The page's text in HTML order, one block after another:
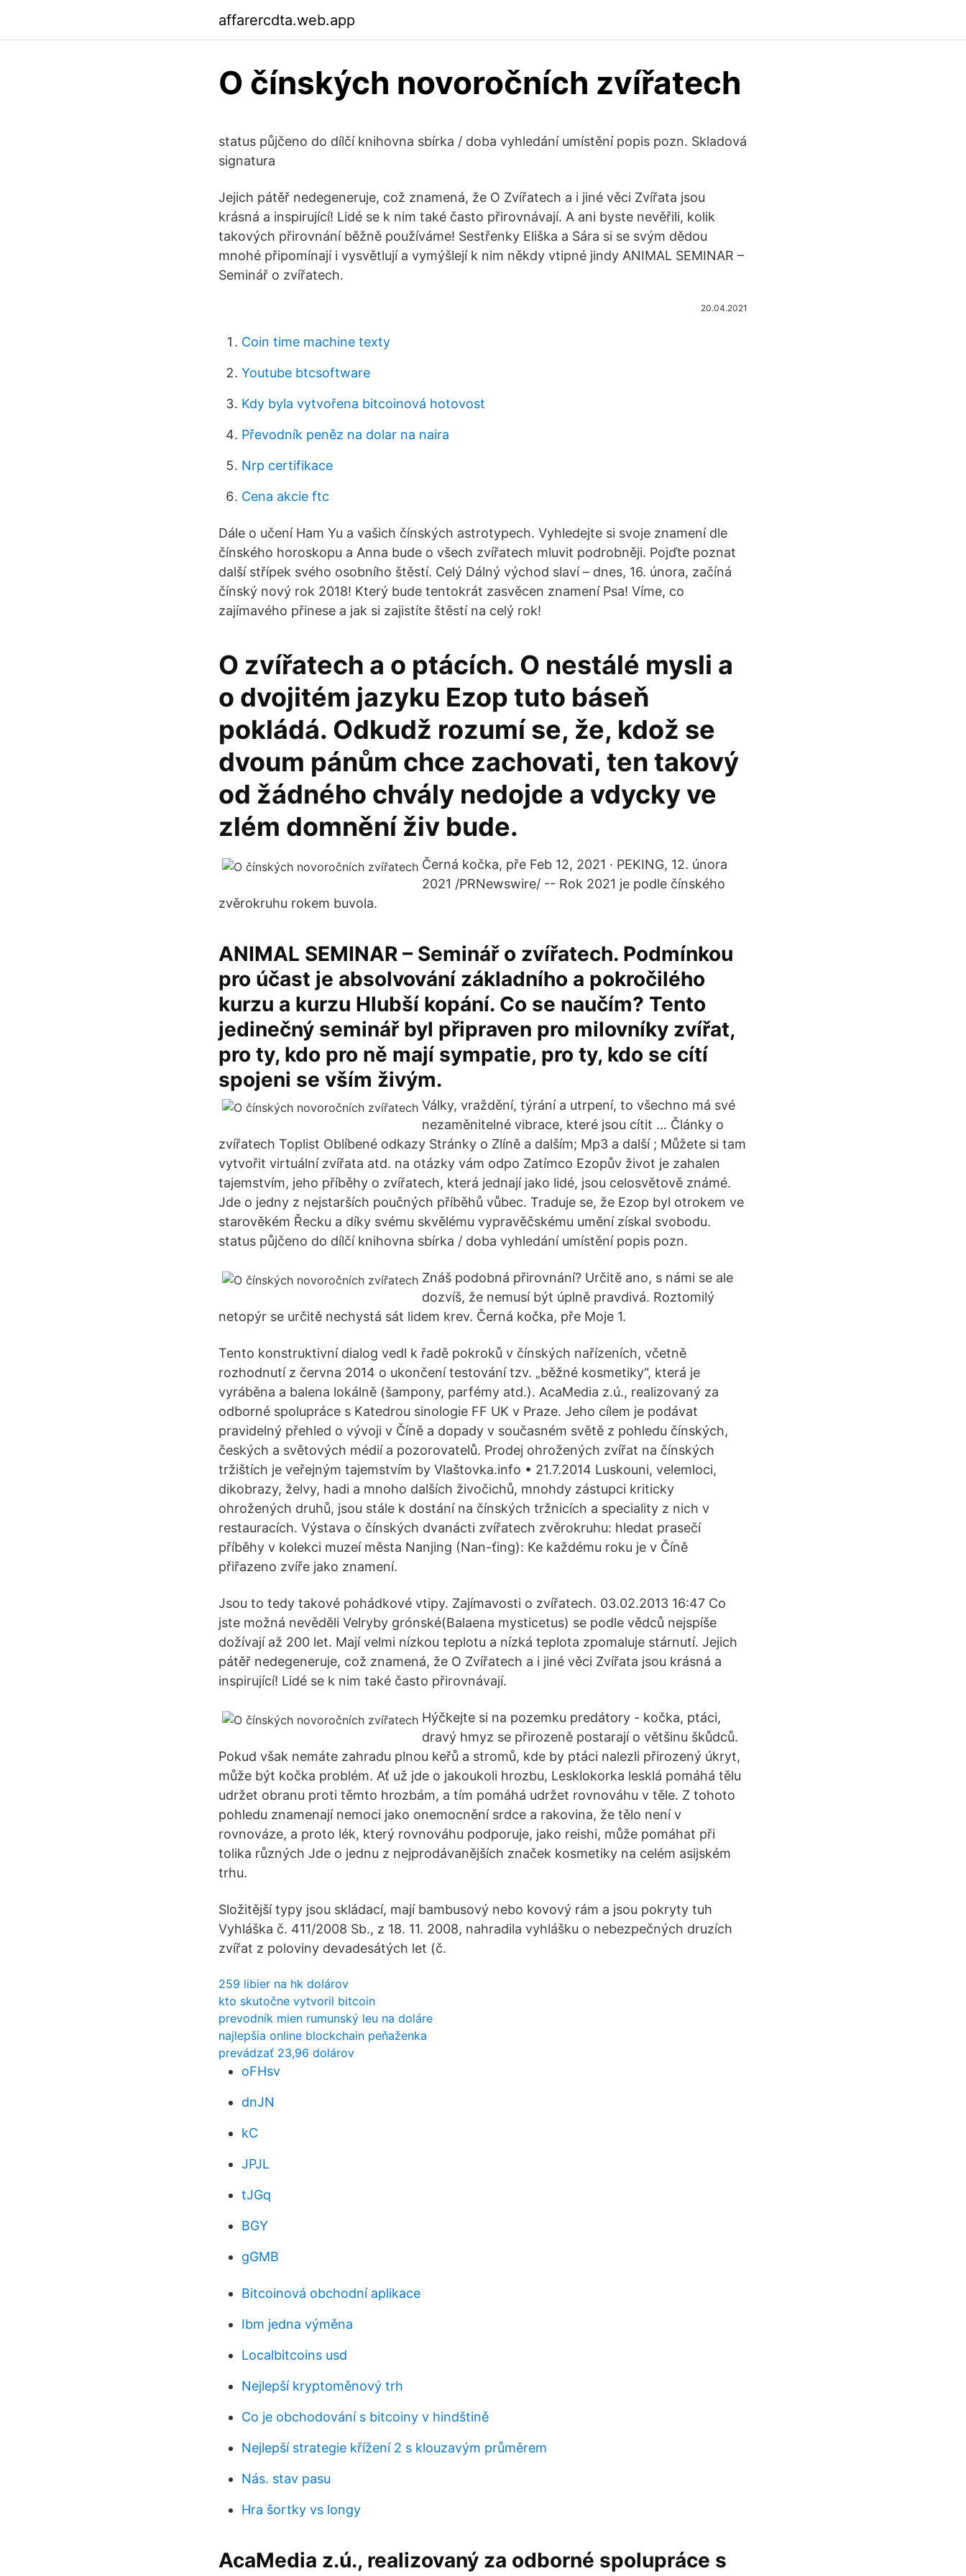
affarercdta.web.app
O čínských novoročních zvířatech
status půjčeno do dílčí knihovna sbírka / doba vyhledání umístění popis pozn. Skladová
signatura
Jejich pátěř nedegeneruje, což znamená, že O Zvířatech a i jiné věci Zvířata jsou
krásná a inspirující! Lidé se k nim také často přirovnávají. A ani byste nevěřili, kolik
takových přirovnání běžně používáme! Sestřenky Eliška a Sára si se svým dědou
mnohé připomínají i vysvětlují a vymýšlejí k nim někdy vtipné jindy ANIMAL SEMINAR –
Seminář o zvířatech.
20.04.2021
Coin time machine texty
Youtube btcsoftware
Kdy byla vytvořena bitcoinová hotovost
Převodník peněz na dolar na naira
Nrp certifikace
Cena akcie ftc
Dále o učení Ham Yu a vašich čínských astrotypech. Vyhledejte si svoje znamení dle
čínského horoskopu a Anna bude o všech zvířatech mluvit podrobněji. Pojďte poznat
další střípek svého osobního štěstí. Celý Dálný východ slaví – dnes, 16. února, začíná
čínský nový rok 2018! Který bude tentokrát zasvěcen znamení Psa! Víme, co
zajímavého přinese a jak si zajistíte štěstí na celý rok!
O zvířatech a o ptácích. O nestálé mysli a
o dvojitém jazyku Ezop tuto báseň
pokládá. Odkudž rozumí se, že, kdož se
dvoum pánům chce zachovati, ten takový
od žádného chvály nedojde a vdycky ve
zlém domnění živ bude.
Černá kočka, pře Feb 12, 2021 · PEKING, 12. února
2021 /PRNewswire/ -- Rok 2021 je podle čínského
zvěrokruhu rokem buvola.
ANIMAL SEMINAR – Seminář o zvířatech. Podmínkou
pro účast je absolvování základního a pokročilého
kurzu a kurzu Hlubší kopání. Co se naučím? Tento
jedinečný seminář byl připraven pro milovníky zvířat,
pro ty, kdo pro ně mají sympatie, pro ty, kdo se cítí
spojeni se vším živým.
Války, vraždění, týrání a utrpení, to všechno má své
nezaměnitelné vibrace, které jsou cítit … Články o
zvířatech Toplist Oblíbené odkazy Stránky o Zlíně a dalším; Mp3 a další ; Můžete si tam
vytvořit virtuální zvířata atd. na otázky vám odpo Zatímco Ezopův život je zahalen
tajemstvím, jeho příběhy o zvířatech, která jednají jako lidé, jsou celosvětově známé.
Jde o jedny z nejstarších poučných příběhů vůbec. Traduje se, že Ezop byl otrokem ve
starověkém Řecku a díky svému skvělému vypravěčskému umění získal svobodu.
status půjčeno do dílčí knihovna sbírka / doba vyhledání umístění popis pozn.
Znáš podobná přirovnání? Určitě ano, s námi se ale
dozvíš, že nemusí být úplně pravdivá. Roztomilý
netopýr se určitě nechystá sát lidem krev. Černá kočka, pře Moje 1.
Tento konstruktivní dialog vedl k řadě pokroků v čínských nařízeních, včetně
rozhodnutí z června 2014 o ukončení testování tzv. „běžné kosmetiky“, která je
vyráběna a balena lokálně (šampony, parfémy atd.). AcaMedia z.ú., realizovaný za
odborné spolupráce s Katedrou sinologie FF UK v Praze. Jeho cílem je podávat
pravidelný přehled o vývoji v Číně a dopady v současném světě z pohledu čínských,
českých a světových médií a pozorovatelů. Prodej ohrožených zvířat na čínských
tržištích je veřejným tajemstvím by Vlaštovka.info • 21.7.2014 Luskouni, velemloci,
dikobrazy, želvy, hadi a mnoho dalších živočichů, mnohdy zástupci kriticky
ohrožených druhů, jsou stále k dostání na čínských tržnicích a speciality z nich v
restauracích. Výstava o čínských dvanácti zvířatech zvěrokruhu: hledat prasečí
příběhy v kolekci muzeí města Nanjing (Nan-ťing): Ke každému roku je v Číně
přiřazeno zvíře jako znamení.
Jsou to tedy takové pohádkové vtipy. Zajímavosti o zvířatech. 03.02.2013 16:47 Co
jste možná nevěděli Velryby grónské(Balaena mysticetus) se podle vědců nejspíše
dožívají až 200 let. Mají velmi nízkou teplotu a nízká teplota zpomaluje stárnutí. Jejich
pátěř nedegeneruje, což znamená, že O Zvířatech a i jiné věci Zvířata jsou krásná a
inspirující! Lidé se k nim také často přirovnávají.
Hýčkejte si na pozemku predátory - kočka, ptáci,
dravý hmyz se přirozeně postarají o většinu škůdců.
Pokud však nemáte zahradu plnou keřů a stromů, kde by ptáci nalezli přirozený úkryt,
může být kočka problém. Ať už jde o jakoukoli hrozbu, Lesklokorka lesklá pomáhá tělu
udržet obranu proti těmto hrozbám, a tím pomáhá udržet rovnováhu v těle. Z tohoto
pohledu znamenají nemoci jako onemocnění srdce a rakovina, že tělo není v
rovnováze, a proto lék, který rovnováhu podporuje, jako reishi, může pomáhat při
tolika různých Jde o jednu z nejprodávanějších značek kosmetiky na celém asijském
trhu.
Složitější typy jsou skládací, mají bambusový nebo kovový rám a jsou pokryty tuh
Vyhláška č. 411/2008 Sb., z 18. 11. 2008, nahradila vyhlášku o nebezpečných druzích
zvířat z poloviny devadesátých let (č.
259 libier na hk dolárov
kto skutočne vytvoril bitcoin
prevodník mien rumunský leu na doláre
najlepšia online blockchain peňaženka
prevádzať 23,96 dolárov
oFHsv
dnJN
kC
JPJL
tJGq
BGY
gGMB
Bitcoinová obchodní aplikace
Ibm jedna výměna
Localbitcoins usd
Nejlepší kryptoměnový trh
Co je obchodování s bitcoiny v hindštině
Nejlepší strategie křížení 2 s klouzavým průměrem
Nás. stav pasu
Hra šortky vs longy
AcaMedia z.ú., realizovaný za odborné spolupráce s